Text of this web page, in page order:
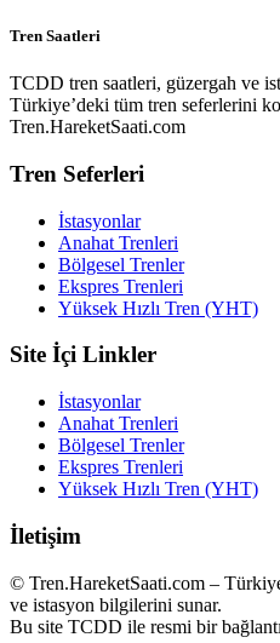
Tren Saatleri
TCDD tren saatleri, güzergah ve
Türkiye’deki tüm tren seferlerini
Tren.HareketSaati.com
Tren Seferleri
İstasyonlar
Anahat Trenleri
Bölgesel Trenler
Ekspres Trenleri
Yüksek Hızlı Tren (YHT)
Site İçi Linkler
İstasyonlar
Anahat Trenleri
Bölgesel Trenler
Ekspres Trenleri
Yüksek Hızlı Tren (YHT)
İletişim
© Tren.HareketSaati.com –
ve istasyon bilgilerini sunar.
Bu site TCDD ile resmi bir